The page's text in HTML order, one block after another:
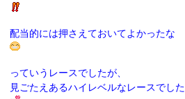
配当的には押さえておいてよかったな
っていうレースでしたが、
見ごたえあるハイレベルなレースでした